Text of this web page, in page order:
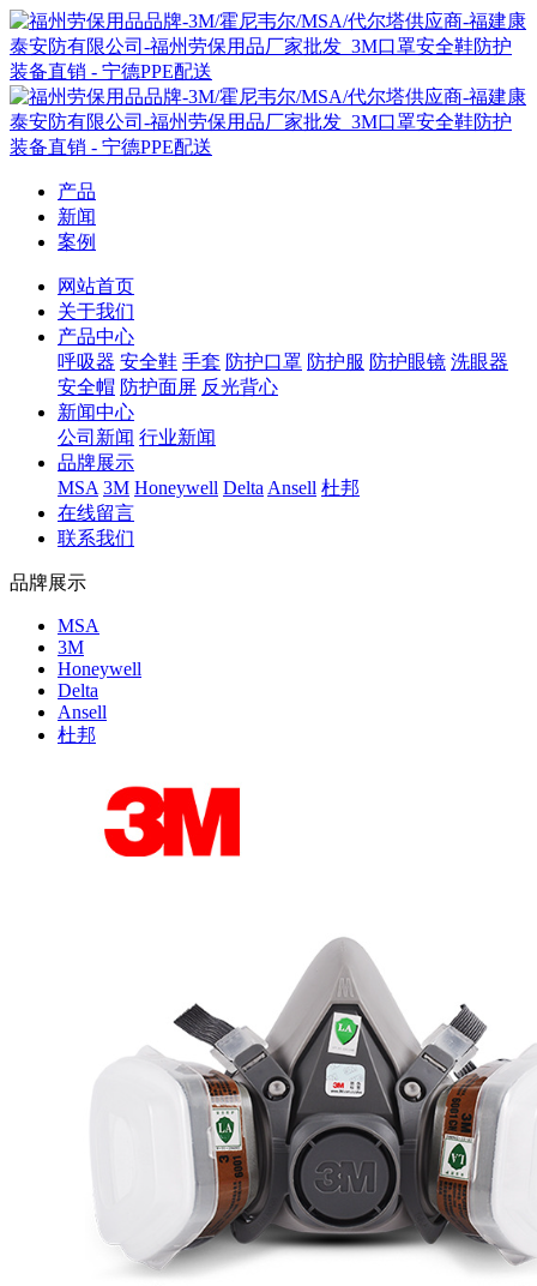
产品
新闻
案例
网站首页
关于我们
产品中心
呼吸器 安全鞋 手套 防护口罩 防护服 防护眼镜 洗眼器
安全帽 防护面屏 反光背心
新闻中心
公司新闻 行业新闻
品牌展示
MSA 3M Honeywell Delta Ansell 杜邦
在线留言
联系我们
品牌展示
MSA
3M
Honeywell
Delta
Ansell
杜邦